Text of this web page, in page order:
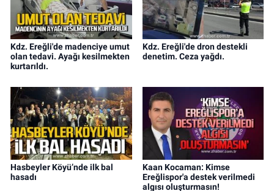
Kdz. Ereğli'de madenciye umut
olan tedavi. Ayağı kesilmekten
kurtarıldı.
Kdz. Ereğli'de dron destekli
denetim. Ceza yağdı.
Hasbeyler Köyü’nde ilk bal
hasadı
Kaan Kocaman: Kimse
Ereğlispor'a destek verilmedi
algısı oluşturmasın!